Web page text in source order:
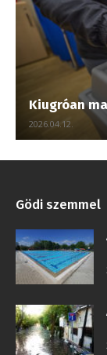
Kiugróan
2026.04.12.
Gödi szemmel